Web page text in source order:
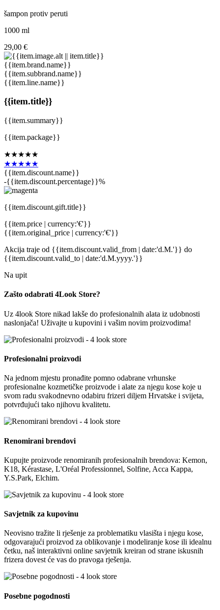
šampon protiv peruti
1000 ml
29,00 €
{{item.brand.name}}
{{item.subbrand.name}}
{{item.line.name}}
{{item.title}}
{{item.summary}}
{{item.package}}
★★★★★
★★★★★
{{item.discount.name}}
-{{item.discount.percentage}}%
{{item.discount.gift.title}}
{{item.price | currency:'€'}}
{{item.original_price | currency:'€'}}
Akcija traje od {{item.discount.valid_from | date:'d.M.'}} do
{{item.discount.valid_to | date:'d.M.yyyy.'}}
Na upit
Zašto odabrati 4Look Store?
Uz 4look Store nikad lakše do profesionalnih alata iz udobnosti
naslonjača! Uživajte u kupovini i vašim novim proizvodima!
Profesionalni proizvodi
Na jednom mjestu pronađite pomno odabrane vrhunske
profesionalne kozmetičke proizvode i alate za njegu kose koje u
svom radu svakodnevno odabiru frizeri diljem Hrvatske i svijeta,
potvrđujući tako njihovu kvalitetu.
Renomirani brendovi
Kupujte proizvode renomiranih profesionalnih brendova: Kemon,
K18, Kérastase, L'Oréal Professionnel, Solfine, Acca Kappa,
Y.S.Park, Elchim.
Savjetnik za kupovinu
Neovisno tražite li rješenje za problematiku vlasišta i njegu kose,
odgovarajući proizvod za oblikovanje i modeliranje kose ili idealnu
četku, naš interaktivni online savjetnik kreiran od strane iskusnih
frizera dovest će vas do pravoga rješenja.
Posebne pogodnosti